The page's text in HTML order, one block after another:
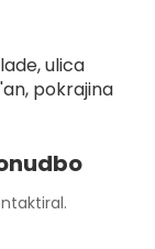
ulica
pokrajina